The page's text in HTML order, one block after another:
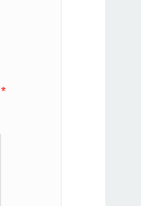
*